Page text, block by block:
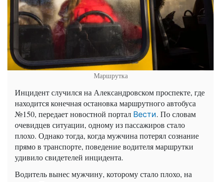
Маршрутка
Инцидент случился на Александровском проспекте, где
находится конечная остановка маршрутного автобуса
№150, передает новостной портал Вести. По словам
очевидцев ситуации, одному из пассажиров стало
плохо. Однако тогда, когда мужчина потерял сознание
прямо в транспорте, поведение водителя маршрутки
удивило свидетелей инцидента.
Водитель вынес мужчину, которому стало плохо, на